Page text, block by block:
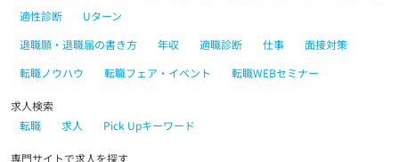
適性診断
Uターン
退職願・退職届の書き方
年収 適職診断 仕事
面接対策
転職ノウハウ
転職フェア・イベント 転職WEBセミナー
求人検索
転職
求人 Pick Upキーワード
専門サイトで求人を探す